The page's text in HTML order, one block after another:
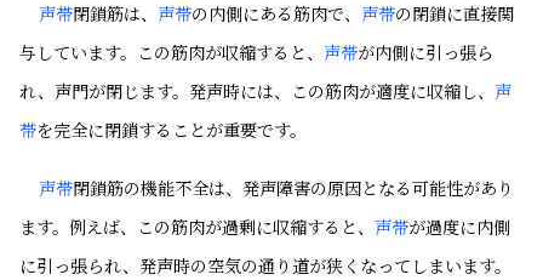
声帯閉鎖筋は、 声帯の内側にある筋肉で、 声帯の閉鎖に直接関
与しています。この筋肉が収縮すると、 声帯が内側に引っ張ら
れ、声門が閉じます。発声時には、この筋肉が適度に収縮し、 声
帯を完全に閉鎖することが重要です。
声帯閉鎖筋の機能不全は、発声障害の原因となる可能性があり
ます。例えば、この筋肉が過剰に収縮すると、 声帯が過度に内側
に引っ張られ、発声時の空気の通り道が狭くなってしまいます。